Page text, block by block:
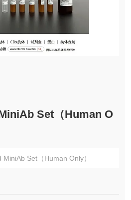
Set（Human O
MiniAb Set（Human Only）